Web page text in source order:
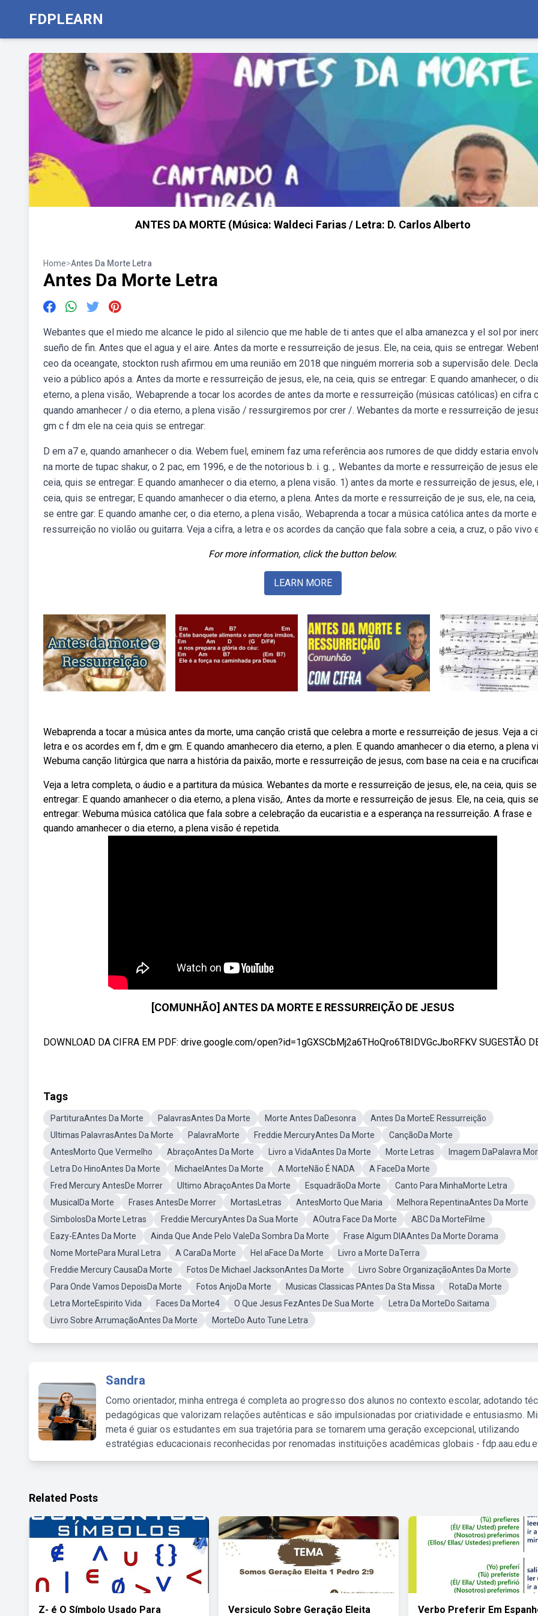
FDPLEARN
ANTES DA MORTE (Música: Waldeci Farias / Letra: D. Carlos Alberto
Home>Antes Da Morte Letra
Antes Da Morte Letra
Webantes que el miedo me alcance le pido al silencio que me hable de ti antes que el alba amanezca y el sol por
sueño de fin. Antes que el agua y el aire. Antes da morte e ressurreição de jesus. Ele, na ceia, quis se entregar.
ceo da oceangate, stockton rush afirmou em uma reunião em 2018 que ninguém morreria sob a supervisão dele.
veio a público após a. Antes da morte e ressurreição de jesus, ele, na ceia, quis se entregar: E quando amanhecer, o
eterno, a plena visão,. Webaprende a tocar los acordes de antes da morte e ressurreição (músicas católicas) en cifra
quando amanhecer / o dia eterno, a plena visão / ressurgiremos por crer /. Webantes da morte e ressurreição de
gm c f dm ele na ceia quis se entregar:
D em a7 e, quando amanhecer o dia. Webem fuel, eminem faz uma referência aos rumores de que diddy estaria
na morte de tupac shakur, o 2 pac, em 1996, e de the notorious b. i. g. ,. Webantes da morte e ressurreição de jesus
ceia, quis se entregar: E quando amanhecer o dia eterno, a plena visão. 1) antes da morte e ressurreição de jesus, ele,
ceia, quis se entregar; E quando amanhecer o dia eterno, a plena. Antes da morte e ressurreição de je sus, ele, na
se entre gar: E quando amanhe cer, o dia eterno, a plena visão,. Webaprenda a tocar a música católica antes da morte e
ressurreição no violão ou guitarra. Veja a cifra, a letra e os acordes da canção que fala sobre a ceia, a cruz, o pão vivo
For more information, click the button below.
LEARN MORE
Webaprenda a tocar a música antes da morte, uma canção cristã que celebra a morte e ressurreição de jesus. Veja a
letra e os acordes em f, dm e gm. E quando amanhecero dia eterno, a plen. E quando amanhecer o dia eterno, a plena
Webuma canção litúrgica que narra a história da paixão, morte e ressurreição de jesus, com base na ceia e na
Veja a letra completa, o áudio e a partitura da música. Webantes da morte e ressurreição de jesus, ele, na ceia, quis se
entregar: E quando amanhecer o dia eterno, a plena visão,. Antes da morte e ressurreição de jesus. Ele, na ceia, quis se
entregar: Webuma música católica que fala sobre a celebração da eucaristia e a esperança na ressurreição. A frase e
quando amanhecer o dia eterno, a plena visão é repetida.
[COMUNHÃO] ANTES DA MORTE E RESSURREIÇÃO DE JESUS
DOWNLOAD DA CIFRA EM PDF: drive.google.com/open?id=1gGXSCbMj2a6THoQro6T8IDVGcJboRFKV SUGESTÃO
Tags
PartituraAntes Da Morte PalavrasAntes Da Morte Morte Antes DaDesonra
Antes Da MorteE Ressurreição
Ultimas PalavrasAntes Da Morte
PalavraMorte Freddie MercuryAntes Da Morte
CançãoDa Morte
AntesMorto Que Vermelho
AbraçoAntes Da Morte Livro a VidaAntes Da Morte Morte Letras
Imagem DaPalavra
Letra Do HinoAntes Da Morte
MichaelAntes Da Morte A MorteNão É NADA
A FaceDa Morte
Fred Mercury AntesDe Morrer
Ultimo AbraçoAntes Da Morte EsquadrãoDa Morte
Canto Para MinhaMorte Letra
MusicalDa Morte
Frases AntesDe Morrer MortasLetras AntesMorto Que Maria
Melhora RepentinaAntes Da Morte
SimbolosDa Morte Letras
Freddie MercuryAntes Da Sua Morte AOutra Face Da Morte
ABC Da MorteFilme
Eazy-EAntes Da Morte
Ainda Que Ande Pelo ValeDa Sombra Da Morte
Frase Algum DIAAntes Da Morte Dorama
Nome MortePara Mural Letra
A CaraDa Morte Hel aFace Da Morte
Livro a Morte DaTerra
Freddie Mercury CausaDa Morte
Fotos De Michael JacksonAntes Da Morte
Livro Sobre OrganizaçãoAntes Da Morte
Para Onde Vamos DepoisDa Morte
Fotos AnjoDa Morte Musicas Classicas PAntes Da Sta Missa
RotaDa Morte
Letra MorteEspirito Vida
Faces Da Morte4 O Que Jesus FezAntes De Sua Morte
Letra Da MorteDo Saitama
Livro Sobre ArrumaçãoAntes Da Morte
MorteDo Auto Tune Letra
Sandra
Como orientador, minha entrega é completa ao progresso dos alunos no contexto escolar, adotando
pedagógicas que valorizam relações autênticas e são impulsionadas por criatividade e entusiasmo.
meta é guiar os estudantes em sua trajetória para se tornarem uma geração excepcional, utilizando
estratégias educacionais reconhecidas por renomadas instituições acadêmicas globais -
Related Posts
Z- é O Símbolo Usado Para Versiculo Sobre Geração Eleita Verbo Preferir Em